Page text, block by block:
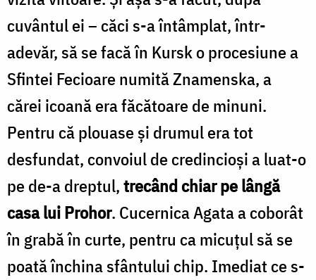
cuvântul ei – căci s-a întâmplat, într-
adevăr, să se facă în Kursk o procesiune a
Sfintei Fecioare numită Znamenska, a
cărei icoană era făcătoare de minuni.
Pentru că plouase şi drumul era tot
desfundat, convoiul de credincioşi a luat-o
pe de-a dreptul,trecând chiar pe lângă
casa lui Prohor. Cucernica Agata a coborât
în grabă în curte, pentru ca micuţul să se
poată închina sfântului chip. Imediat ce s-